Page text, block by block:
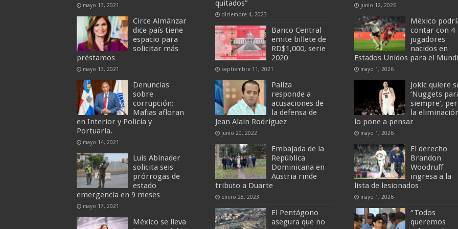
mayo 13, 2021
Circe Almánzar
dice país tiene
espacio para
solicitar más
préstamos
mayo 13, 2021
Denuncias
sobre
corrupción:
Mafias afloran
en Interior y Policía y
Portuaria.
mayo 14, 2021
Luis Abinader
solicita seis
prórrogas de
estado
emergencia en 9 meses
mayo 17, 2021
México se lleva
quitados”
diciembre 4, 2023
Banco Central
emite billete de
RD$1,000, serie
2020
septiembre 11, 2021
Paliza
responde a
acusaciones de
la defensa de
Jean Alain Rodríguez
junio 20, 2022
Embajada de la
República
Dominicana en
Austria rinde
tributo a Duarte
enero 28, 2023
El Pentágono
asegura que no
junio 12, 2026
México
contar con 4
jugadores
nacidos en
Estados Unidos para el
mayo 1, 2026
Jokic quiere
‘Nuggets
siempre’,
la
lo pone a pensar
mayo 1, 2026
El derecho
Brandon
Woodruff
ingresa a la
lista de lesionados
mayo 1, 2026
“Todos
queremos